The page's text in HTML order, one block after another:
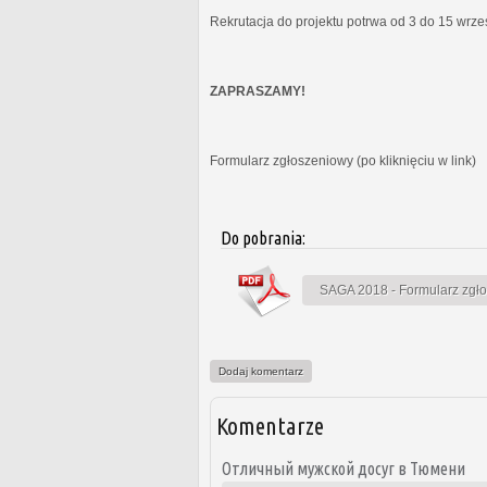
Rekrutacja do projektu potrwa od 3 do 15
ZAPRASZAMY!
Formularz zgłoszeniowy (po kliknięciu w link)
Do pobrania:
SAGA 2018 - Formularz
Dodaj komentarz
Komentarze
Отличный мужской досуг в Тюмени